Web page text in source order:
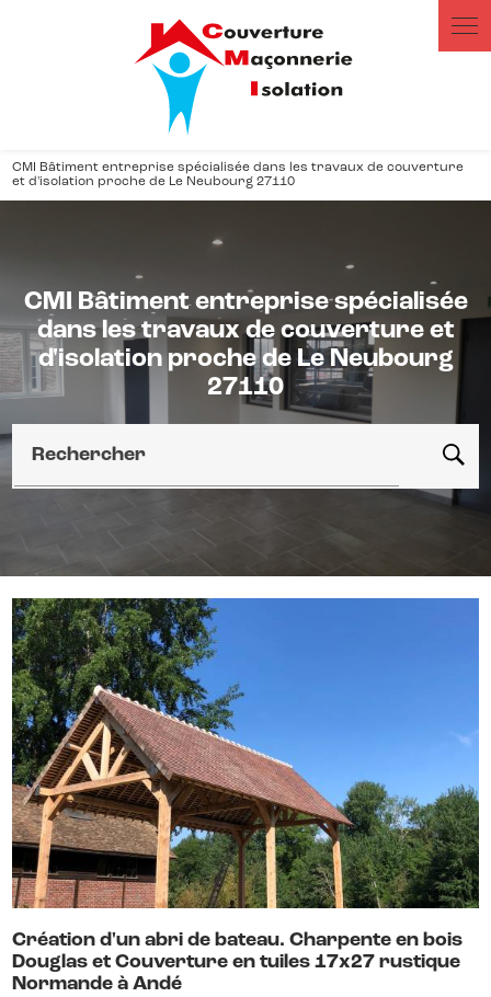
CMI Bâtiment entreprise spécialisée dans les travaux de couverture
et d'isolation proche de Le Neubourg 27110
CMI Bâtiment entreprise spécialisée
dans les travaux de couverture et
d'isolation proche de Le Neubourg
27110
Rechercher
Création d'un abri de bateau. Charpente en bois
Douglas et Couverture en tuiles 17x27 rustique
Normande à Andé